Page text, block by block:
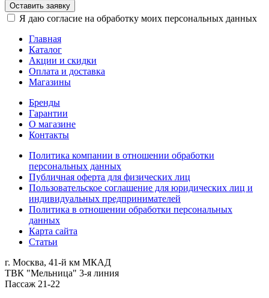
Оставить заявку
Я даю согласие на обработку моих персональных данных
Главная
Каталог
Акции и скидки
Оплата и доставка
Магазины
Бренды
Гарантии
О магазине
Контакты
Политика компании в отношении обработки
персональных данных
Публичная оферта для физических лиц
Пользовательское соглашение для юридических лиц и
индивидуальных предпринимателей
Политика в отношении обработки персональных
данных
Карта сайта
Статьи
г. Москва, 41-й км МКАД
ТВК "Мельница" 3-я линия
Пассаж 21-22